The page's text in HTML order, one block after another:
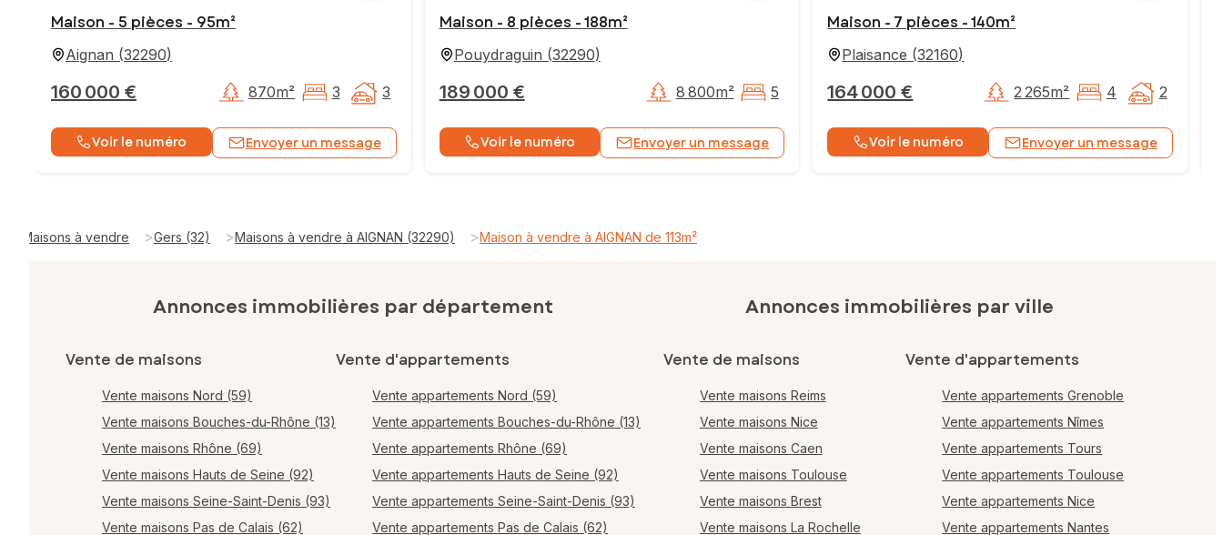
Maison - 5 pièces - 95m²
Aignan (32290)
160 000 € 870m² 3 3
Voir le numéro Envoyer un message
Maison - 8 pièces - 188m²
Pouydraguin (32290)
189 000 € 8 800m² 5
Voir le numéro Envoyer un message
Maison - 7 pièces - 140m²
Plaisance (32160)
164 000 € 2 265m² 4 2
Voir le numéro Envoyer un message
Maisons à vendre >Gers (32) >Maisons à vendre à AIGNAN (32290) >Maison à vendre à AIGNAN de 113m²
Annonces immobilières par département
Vente de maisons
Vente maisons Nord (59)
Vente maisons Bouches-du-Rhône (13)
Vente maisons Rhône (69)
Vente maisons Hauts de Seine (92)
Vente maisons Seine-Saint-Denis (93)
Vente maisons Pas de Calais (62)
Vente d'appartements
Vente appartements Nord (59)
Vente appartements Bouches-du-Rhône (13)
Vente appartements Rhône (69)
Vente appartements Hauts de Seine (92)
Vente appartements Seine-Saint-Denis (93)
Vente appartements Pas de Calais (62)
Annonces immobilières par ville
Vente de maisons
Vente maisons Reims
Vente maisons Nice
Vente maisons Caen
Vente maisons Toulouse
Vente maisons Brest
Vente maisons La Rochelle
Vente d'appartements
Vente appartements Grenoble
Vente appartements Nîmes
Vente appartements Tours
Vente appartements Toulouse
Vente appartements Nice
Vente appartements Nantes